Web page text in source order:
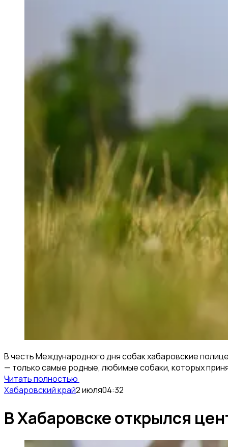
В честь Международного дня собак хабаровские
— только самые родные, любимые собаки, которых
Читать полностью
Хабаровский край2 июля04:32
В Хабаровске открылся